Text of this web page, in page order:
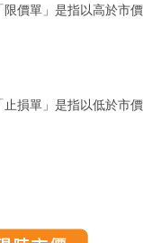
價單」是指以高於市價
損單」是指以低於市價